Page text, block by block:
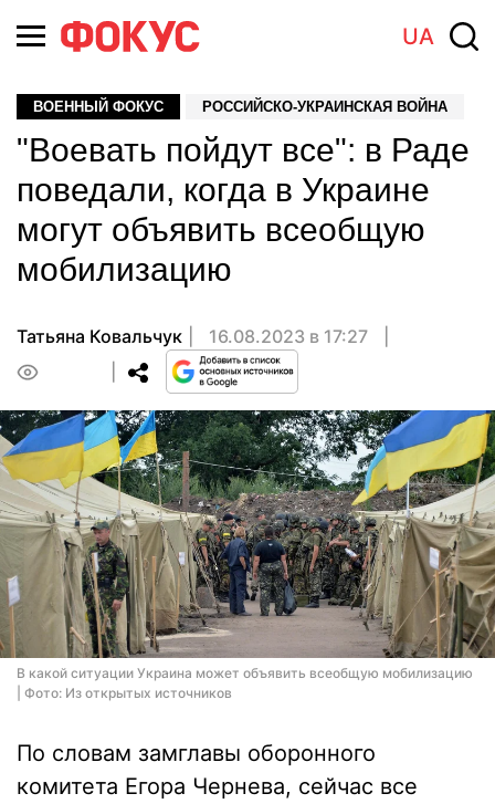
UA
ВОЕННЫЙ ФОКУС РОССИЙСКО-УКРАИНСКАЯ ВОЙНА
"Воевать пойдут все": в Раде
поведали, когда в Украине
могут объявить всеобщую
мобилизацию
Татьяна Ковальчук
16.08.2023 в 17:27
В какой ситуации Украина может объявить всеобщую мобилизацию
| Фото: Из открытых источников
По словам замглавы оборонного
комитета Егора Чернева, сейчас все